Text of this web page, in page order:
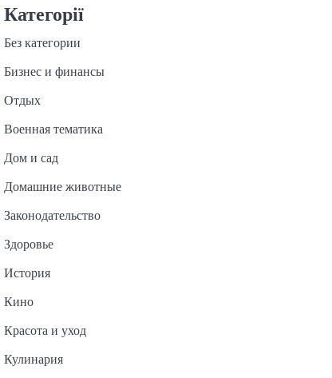
Категорії
Без категории
Бизнес и финансы
Отдых
Военная тематика
Дом и сад
Домашние животные
Законодательство
Здоровье
История
Кино
Красота и уход
Кулинария